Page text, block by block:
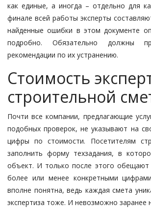
как единые, а иногда – отдельно для
финале всей работы эксперты
найденные ошибки в этом документе
подробно. Обязательно должны
рекомендации по их устранению.
Стоимость
строительной
Почти все компании, предлагающие
подобных проверок, не указывают на
цифры по стоимости. Посетителям
заполнить форму техзадания, в
объект. И только после этого обещают
более или менее конкретными
вполне понятна, ведь каждая смета
экспертиза тоже. И невозможно заранее